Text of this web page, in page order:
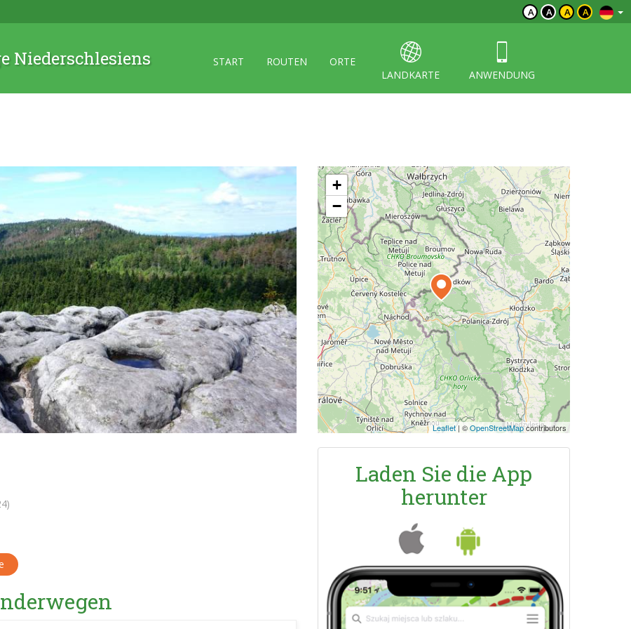
A A A A
Niederschlesiens START ROUTEN
ORTE
LANDKARTE
ANWENDUNG
+
−
Leaflet | ©OpenStreetMapcontributors
Laden Sie die App
herunter